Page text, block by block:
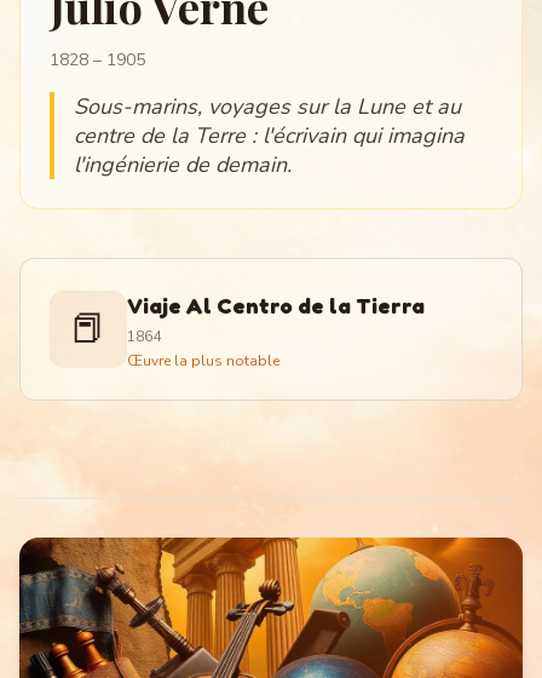
1828 – 1905
Sous-marins, voyages sur la Lune et au
centre de la Terre : l'écrivain qui imagina
l'ingénierie de demain.
📕 Viaje Al Centro de la Tierra
1864
Œuvre la plus notable